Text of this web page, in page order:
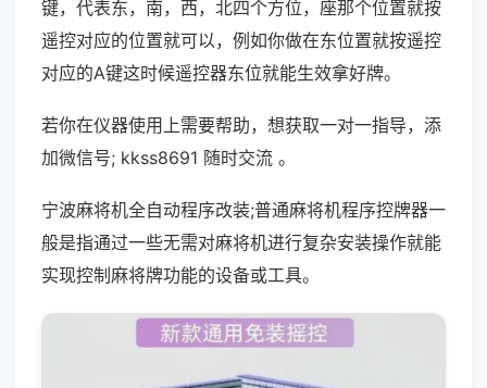
键，代表东，南，西，北四个方位，座那个位置就按
遥控对应的位置就可以，例如你做在东位置就按遥控
对应的A键这时候遥控器东位就能生效拿好牌。
若你在仪器使用上需要帮助，想获取一对一指导，添
加微信号; kkss8691 随时交流 。
宁波麻将机全自动程序改装;普通麻将机程序控牌器一
般是指通过一些无需对麻将机进行复杂安装操作就能
实现控制麻将牌功能的设备或工具。